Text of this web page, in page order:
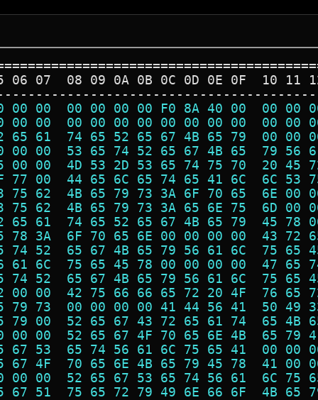
06 07  08 09 0A 0B 0C 0D 0E 0F  10 11
00 00  00 00 00 00 F0 8A 40 00  00
00 00  00 00 00 00 00 00 00 00  00
65 61  74 65 52 65 67 4B 65 79  00
00 00  53 65 74 52 65 67 4B 65  79
00 00  4D 53 2D 53 65 74 75 70  20
77 00  44 65 6C 65 74 65 41 6C  6C
75 62  4B 65 79 73 3A 6F 70 65  6E
75 62  4B 65 79 73 3A 65 6E 75  6D
65 61  74 65 52 65 67 4B 65 79  45
78 3A  6F 70 65 6E 00 00 00 00  43
74 52  65 67 4B 65 79 56 61 6C  75
61 6C  75 65 45 78 00 00 00 00  47
74 52  65 67 4B 65 79 56 61 6C  75
00 00  42 75 66 66 65 72 20 4F  76
79 73  00 00 00 00 41 44 56 41  50
79 00  52 65 67 43 72 65 61 74  65
00 00  52 65 67 4F 70 65 6E 4B  65
67 53  65 74 56 61 6C 75 65 41  00
67 4F  70 65 6E 4B 65 79 45 78  41
00 00  52 65 67 53 65 74 56 61  6C
67 51  75 65 72 79 49 6E 66 6F  4B